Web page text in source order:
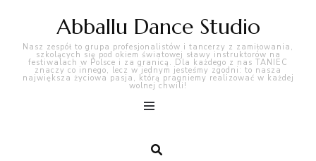
Abballu Dance Studio
Nasz zespół to grupa profesjonalistów i tancerzy z zamiłowania,
szkolących się pod okiem światowej sławy instruktorów na
festiwalach w Polsce i za granicą. Dla każdego z nas TANIEC
znaczy co innego, lecz w jednym jesteśmy zgodni: to nasza
największa życiowa pasja, którą pragniemy realizować w każdej
wolnej chwili!